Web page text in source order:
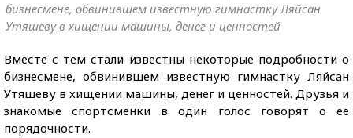
бизнесмене, обвинившем известную гимнастку Ляйсан
Утяшеву в хищении машины, денег и ценностей
Вместе с тем стали известны некоторые подробности о
бизнесмене, обвинившем известную гимнастку Ляйсан
Утяшеву в хищении машины, денег и ценностей. Друзья и
знакомые спортсменки в один голос говорят о ее
порядочности.